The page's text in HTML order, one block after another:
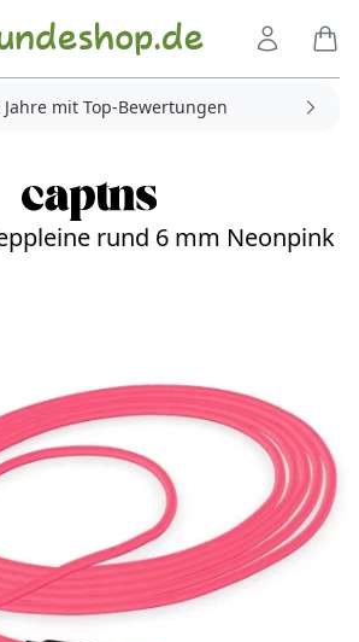
Jahre mit Top-Bewertungen
rund 6 mm Neonpink